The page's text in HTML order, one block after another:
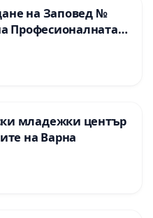
на Заповед №
Професионалната
технологии в
по икономика и
младежки център
на Варна